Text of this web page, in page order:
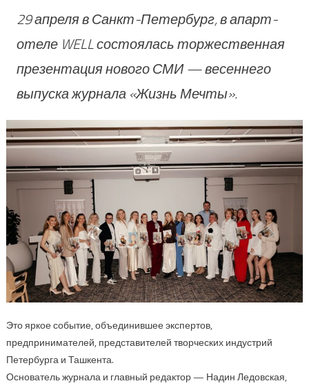
29 апреля в Санкт-Петербург, в апарт-
отеле WELL состоялась торжественная
презентация нового СМИ — весеннего
выпуска журнала «Жизнь Мечты».
Это яркое событие, объединившее экспертов,
предпринимателей, представителей творческих индустрий
Петербурга и Ташкента.
Основатель журнала и главный редактор — Надин Ледовская,